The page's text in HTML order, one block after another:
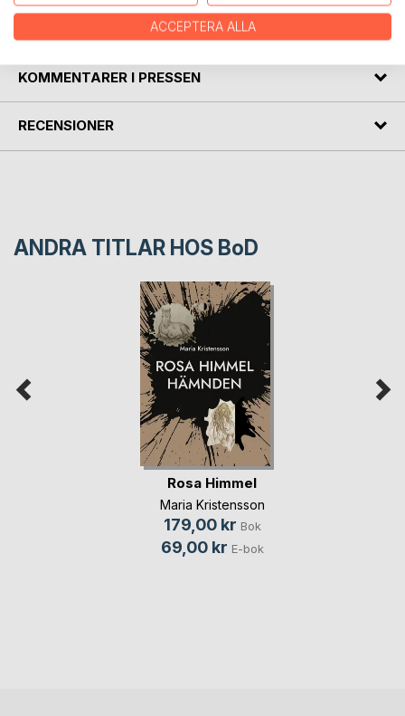
KOMMENTARER I PRESSEN
RECENSIONER
ANDRA TITLAR HOS BoD
Rosa Himmel
Maria Kristensson
179,00 kr Bok
69,00 kr E-bok
ACCEPTERA ALLA